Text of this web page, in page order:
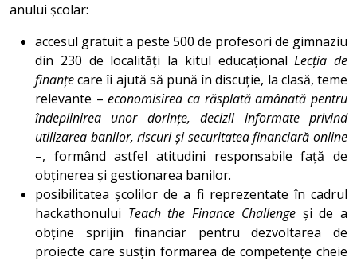
anului școlar:
accesul gratuit a peste 500 de profesori de gimnaziu
din 230 de localități la kitul educaționalLecția de
finanțecare îi ajută să pună în discuție, la clasă, teme
relevante –economisirea ca răsplată amânată pentru
îndeplinirea unor dorințe, decizii informate privind
utilizarea banilor, riscuri și securitatea financiară online
–, formând astfel atitudini responsabile față de
obținerea și gestionarea banilor.
posibilitatea școlilor de a fi reprezentate în cadrul
hackathonului Teach the Finance Challenge și de a
obține sprijin financiar pentru dezvoltarea de
proiecte care susțin formarea de competențe cheie